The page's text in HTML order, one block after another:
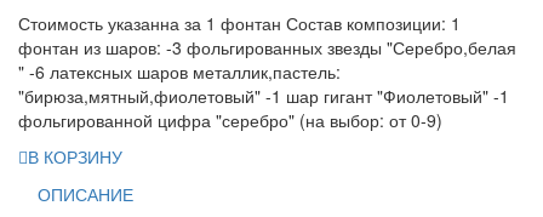
Стоимость указанна за 1 фонтан Состав композиции: 1
фонтан из шаров: -3 фольгированных звезды "Серебро,белая
" -6 латексных шаров металлик,пастель:
"бирюза,мятный,фиолетовый" -1 шар гигант "Фиолетовый" -1
фольгированной цифра "серебро" (на выбор: от 0-9)
В КОРЗИНУ
ОПИСАНИЕ